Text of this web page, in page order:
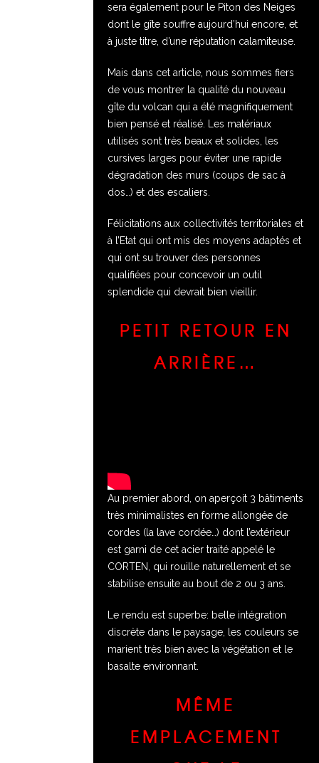
sera également pour le Piton des Neiges
dont le gîte souffre aujourd’hui encore, et
à juste titre, d’une réputation calamiteuse.
Mais dans cet article, nous sommes fiers
de vous montrer la qualité du nouveau
gîte du volcan qui a été magnifiquement
bien pensé et réalisé. Les matériaux
utilisés sont très beaux et solides, les
cursives larges pour éviter une rapide
dégradation des murs (coups de sac à
dos…) et des escaliers.
Félicitations aux collectivités territoriales et
à l’Etat qui ont mis des moyens adaptés et
qui ont su trouver des personnes
qualifiées pour concevoir un outil
splendide qui devrait bien vieillir.
PETIT RETOUR EN
ARRIÈRE…
Au premier abord, on aperçoit 3 bâtiments
très minimalistes en forme allongée de
cordes (la lave cordée…) dont l’extérieur
est garni de cet acier traité appelé le
CORTEN, qui rouille naturellement et se
stabilise ensuite au bout de 2 ou 3 ans.
Le rendu est superbe: belle intégration
discrète dans le paysage, les couleurs se
marient très bien avec la végétation et le
basalte environnant.
MÊME
EMPLACEMENT